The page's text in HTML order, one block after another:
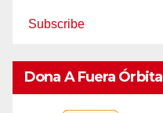
Subscribe
Dona A Fuera Órbita